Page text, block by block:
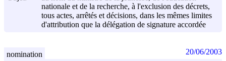
nationale et de la recherche, à l'exclusion des décrets,
tous actes, arrêtés et décisions, dans les mêmes limites
d'attribution que la délégation de signature accordée
nomination 20/06/2003